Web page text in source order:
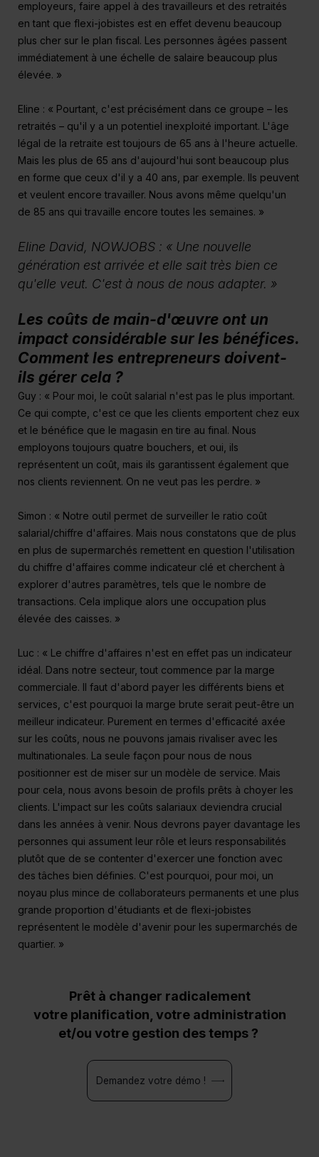
employeurs, faire appel à des travailleurs et des retraités
en tant que flexi-jobistes est en effet devenu beaucoup
plus cher sur le plan fiscal. Les personnes âgées passent
immédiatement à une échelle de salaire beaucoup plus
élevée. »
Eline : « Pourtant, c'est précisément dans ce groupe – les
retraités – qu'il y a un potentiel inexploité important. L'âge
légal de la retraite est toujours de 65 ans à l'heure actuelle.
Mais les plus de 65 ans d'aujourd'hui sont beaucoup plus
en forme que ceux d'il y a 40 ans, par exemple. Ils peuvent
et veulent encore travailler. Nous avons même quelqu'un
de 85 ans qui travaille encore toutes les semaines. »
Eline David, NOWJOBS : « Une nouvelle
génération est arrivée et elle sait très bien ce
qu'elle veut. C'est à nous de nous adapter. »
Les coûts de main-d'œuvre ont un
impact considérable sur les bénéfices.
Comment les entrepreneurs doivent-
ils gérer cela ?
Guy : « Pour moi, le coût salarial n'est pas le plus important.
Ce qui compte, c'est ce que les clients emportent chez eux
et le bénéfice que le magasin en tire au final. Nous
employons toujours quatre bouchers, et oui, ils
représentent un coût, mais ils garantissent également que
nos clients reviennent. On ne veut pas les perdre. »
Simon : « Notre outil permet de surveiller le ratio coût
salarial/chiffre d'affaires. Mais nous constatons que de plus
en plus de supermarchés remettent en question l'utilisation
du chiffre d'affaires comme indicateur clé et cherchent à
explorer d'autres paramètres, tels que le nombre de
transactions. Cela implique alors une occupation plus
élevée des caisses. »
Luc : « Le chiffre d'affaires n'est en effet pas un indicateur
idéal. Dans notre secteur, tout commence par la marge
commerciale. Il faut d'abord payer les différents biens et
services, c'est pourquoi la marge brute serait peut-être un
meilleur indicateur. Purement en termes d'efficacité axée
sur les coûts, nous ne pouvons jamais rivaliser avec les
multinationales. La seule façon pour nous de nous
positionner est de miser sur un modèle de service. Mais
pour cela, nous avons besoin de profils prêts à choyer les
clients. L'impact sur les coûts salariaux deviendra crucial
dans les années à venir. Nous devrons payer davantage les
personnes qui assument leur rôle et leurs responsabilités
plutôt que de se contenter d'exercer une fonction avec
des tâches bien définies. C'est pourquoi, pour moi, un
noyau plus mince de collaborateurs permanents et une plus
grande proportion d'étudiants et de flexi-jobistes
représentent le modèle d'avenir pour les supermarchés de
quartier. »
Prêt à changer radicalement
votre planification, votre administration
et/ou votre gestion des temps ?
Demandez votre démo !